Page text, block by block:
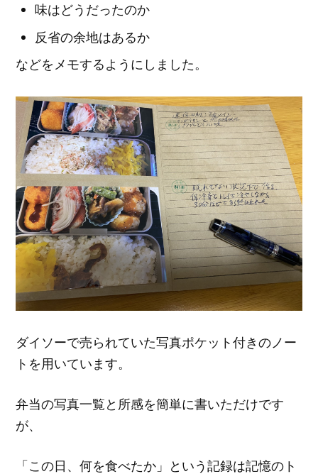
味はどうだったのか
反省の余地はあるか
などをメモするようにしました。
ダイソーで売られていた写真ポケット付きのノー
トを用いています。
弁当の写真一覧と所感を簡単に書いただけです
が、
「この日、何を食べたか」という記録は記憶のト